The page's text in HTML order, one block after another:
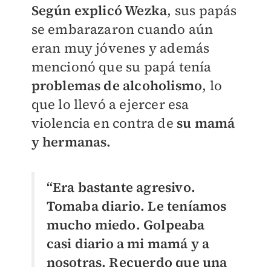
Según explicó Wezka, sus papás
se embarazaron cuando aún
eran muy jóvenes y además
mencionó que su papá tenía
problemas de alcoholismo, lo
que lo llevó a ejercer esa
violencia en contra de su mamá
y hermanas.
“Era bastante agresivo.
Tomaba diario. Le teníamos
mucho miedo. Golpeaba
casi diario a mi mamá y a
nosotras. Recuerdo que una